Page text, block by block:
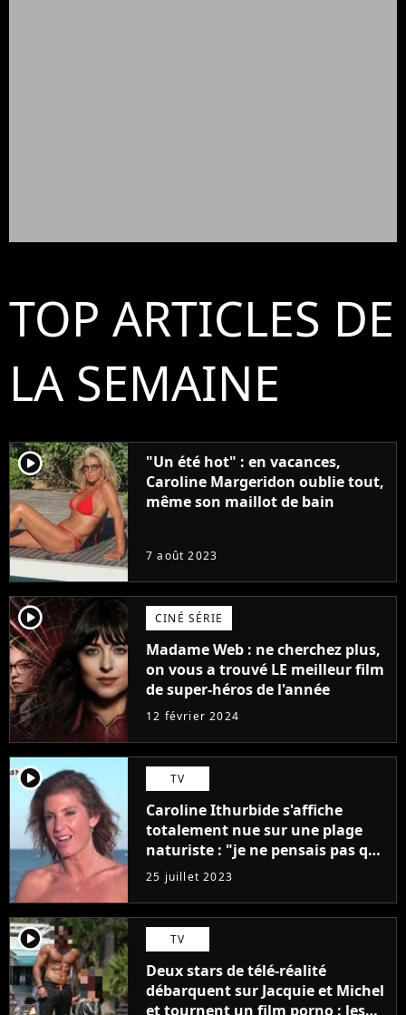
TOP ARTICLES DE
LA SEMAINE
player2
"Un été hot" : en vacances,
Caroline Margeridon oublie tout,
même son maillot de bain
7 août 2023
player2 CINÉ SÉRIE
Madame Web : ne cherchez plus,
on vous a trouvé LE meilleur film
de super-héros de l'année
12 février 2024
player2 TV
Caroline Ithurbide s'affiche
totalement nue sur une plage
naturiste : "je ne pensais pas que
j'arriverais à le faire..."
25 juillet 2023
player2 TV
Deux stars de télé-réalité
débarquent sur Jacquie et Michel
et tournent un film porno : les